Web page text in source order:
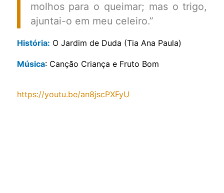
molhos para o queimar; mas o trigo,
ajuntai-o em meu celeiro.”
História: O Jardim de Duda (Tia Ana Paula)
Música: Canção Criança e Fruto Bom
https://youtu.be/an8jscPXFyU